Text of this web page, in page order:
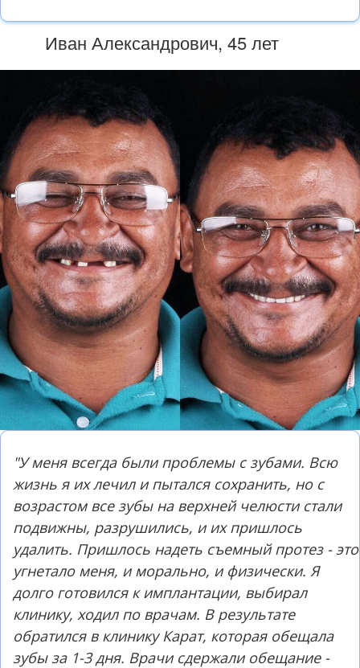
Иван Александрович, 45 лет
"У меня всегда были проблемы с зубами. Всю
жизнь я их лечил и пытался сохранить, но с
возрастом все зубы на верхней челюсти стали
подвижны, разрушились, и их пришлось
удалить. Пришлось надеть съемный протез - это
угнетало меня, и морально, и физически. Я
долго готовился к имплантации, выбирал
клинику, ходил по врачам. В результате
обратился в клинику Карат, которая обещала
зубы за 1-3 дня. Врачи сдержали обещание -